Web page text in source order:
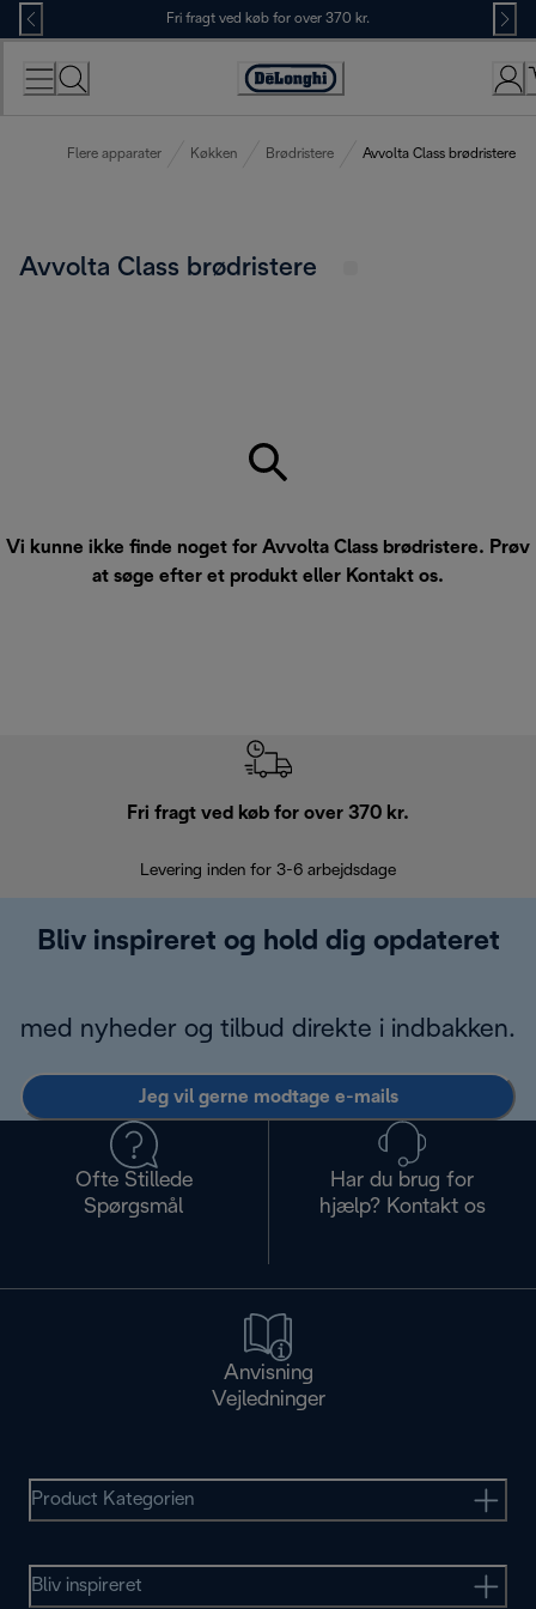
Skip
to
Content
Fri fragt ved køb for over 370 kr.
Accessibility
Flere apparater Køkken Brødristere Avvolta Class brødristere
Avvolta Class brødristere
Vi kunne ikke finde noget for Avvolta Class brødristere. Prøv
at søge efter et produkt eller Kontakt os.
Fri fragt ved køb for over 370 kr.
Levering inden for 3-6 arbejdsdage
Bliv inspireret og hold dig opdateret
med nyheder og tilbud direkte i indbakken.
Jeg vil gerne modtage e-mails
Ofte Stillede
Spørgsmål
Har du brug for
hjælp? Kontakt os
Anvisning
Vejledninger
Product Kategorien
Bliv inspireret